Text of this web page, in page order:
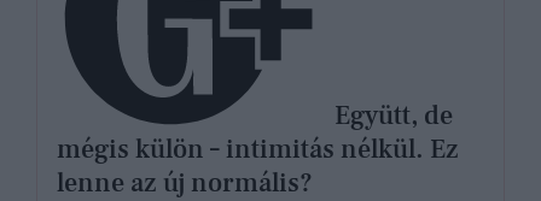
mégis külön – intimitás nélkül. Ez
lenne az új normális?